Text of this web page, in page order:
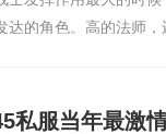
达的角色。高的法师
私服当年最激